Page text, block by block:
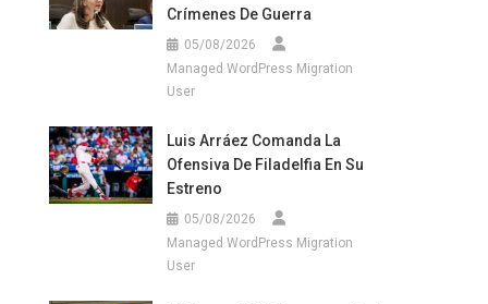
Crímenes De Guerra
05/08/2026
Managed WordPress Migration
User
Luis Arráez Comanda La
Ofensiva De Filadelfia En Su
Estreno
05/08/2026
Managed WordPress Migration
User